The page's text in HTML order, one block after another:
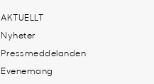
AKTUELLT
Nyheter
Pressmeddelanden
Evenemang